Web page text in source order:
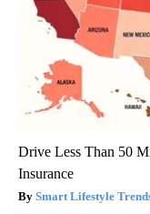
Drive Less Than 50
Insurance
Smart Lifestyle